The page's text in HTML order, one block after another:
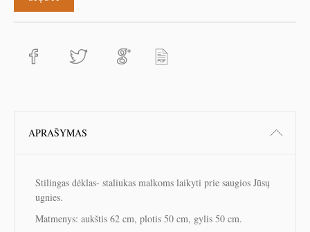
APRAŠYMAS
Stilingas dėklas- staliukas malkoms laikyti prie saugios Jūsų
ugnies.
Matmenys: aukštis 62 cm, plotis 50 cm, gylis 50 cm.